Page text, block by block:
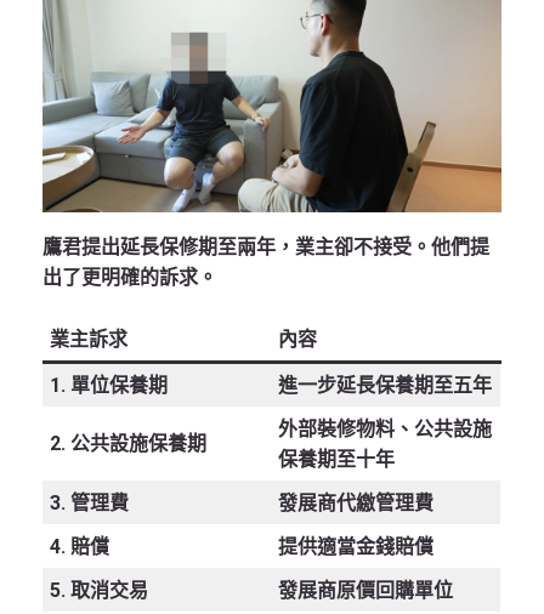
鷹君提出延長保修期至兩年 ，業主卻不接受。他們提
出了更明確的訴求。
業主訴求
內容
1. 單位保養期
進一步延長保養期至五年
2. 公共設施保養期
外部裝修物料、公共設施
保養期至十年
3. 管理費
發展商代繳管理費
4. 賠償
提供適當金錢賠償
5. 取消交易
發展商原價回購單位